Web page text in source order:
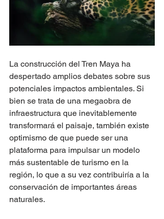
La construcción del Tren Maya ha
despertado amplios debates sobre sus
potenciales impactos ambientales. Si
bien se trata de una megaobra de
infraestructura que inevitablemente
transformará el paisaje, también existe
optimismo de que puede ser una
plataforma para impulsar un modelo
más sustentable de turismo en la
región, lo que a su vez contribuiría a la
conservación de importantes áreas
naturales.